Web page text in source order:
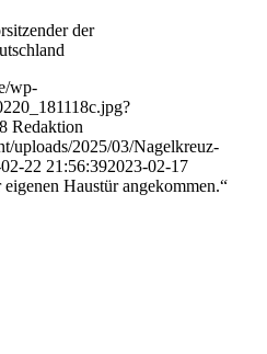
der
wp-
Redaktion
uploads/2025/03/Nagelkreuz-
22 21:56:392023-02-17
Haustür angekommen.“